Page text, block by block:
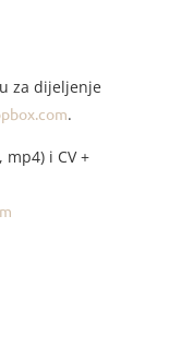
za dijeljenje
.
i CV +